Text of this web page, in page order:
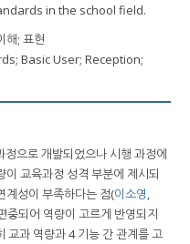
in the school field.
해; 표현
Basic User; Reception;
으로 개발되었으나 시행 과정에
교육과정 성격 부분에 제시되
계성이 부족하다는 점(이소영,
중되어 역량이 고르게 반영되지
교과 역량과 4 기능 간 관계를 고